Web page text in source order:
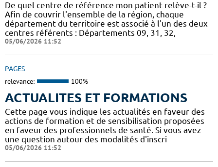
De quel centre de référence mon patient relève-t-il ?
Afin de couvrir l'ensemble de la région, chaque
département du territoire est associé à l'un des deux
centres référents : Départements 09, 31, 32,
05/06/2026 11:52
PAGES
relevance: 100%
ACTUALITES ET FORMATIONS
Cette page vous indique les actualités en faveur des
actions de formation et de sensibilisation proposées
en faveur des professionnels de santé. Si vous avez
une question autour des modalités d'inscri
05/06/2026 11:52